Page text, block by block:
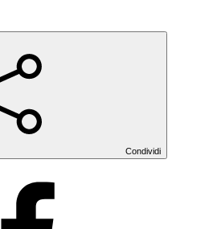
Condividi